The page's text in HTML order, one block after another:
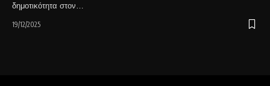
δημοτικότητα στον…
19/12/2025